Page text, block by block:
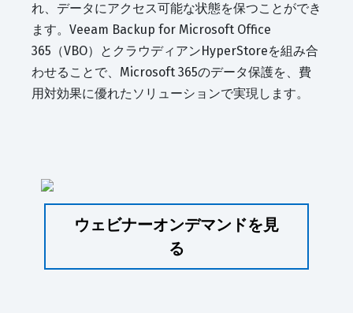
れ、データにアクセス可能な状態を保つことができ
ます。Veeam Backup for Microsoft Office
365（VBO）とクラウディアンHyperStoreを組み合
わせることで、Microsoft 365のデータ保護を、費
用対効果に優れたソリューションで実現します。
ウェビナーオンデマンドを見
る